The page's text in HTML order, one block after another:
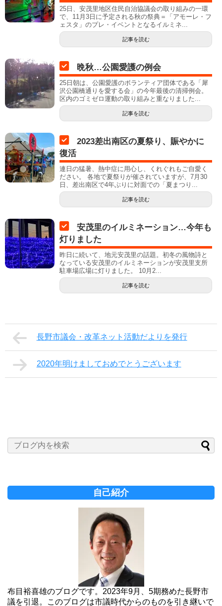
25日、安茂里地区住民自治協議会の取り組みの一環
で、11月3日に予定される秋の祭典＝「アモーレ・フ
ェスタ」のプレ・イベントとなるイルミネ...
記事を読む
晩秋…公園愛護の例会
25日朝は、公園愛護のボランティア団体である「犀
沢公園橋通りを愛する会」の今年最後の清掃例会。
区内のゴミゼロ運動の取り組みと重なりました...
記事を読む
2023差出南区の夏祭り、賑やかに
復活
連日の猛暑、熱中症に用心し、くれぐれもご自愛く
ださい。 各地で夏祭りが催されていますが、7月30
日、差出南区で4年ぶりに対面での「夏まつり...
記事を読む
安茂里のイルミネーション…今年も
灯りました
昨日に続いて、地元安茂里の話題。初冬の風物詩と
なっている安茂里のイルミネーションが安茂里支所
駐車場広場に灯りました。 10月2...
記事を読む
長野市議会・改革ネット活動だよりを発行
2020年明けましておめでとうございます
自己紹介
布目裕喜雄のブログです。2023年9月、5期務めた長野市
議を引退。このブログは市議時代からのものを引き継いで